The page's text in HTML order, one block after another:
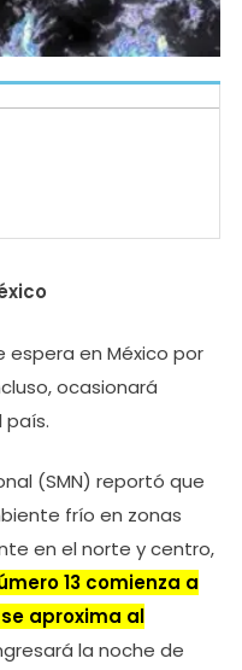
en México por
ocasionará
país.
(SMN) reportó que
frío en zonas
en el norte y centro,
13 comienza a
aproxima al
la noche de